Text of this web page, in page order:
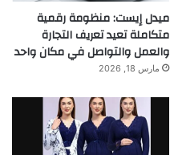
ميدل إيست: منظومة رقمية
متكاملة تعيد تعريف التجارة
والعمل والتواصل في مكان واحد
مارس 18, 2026